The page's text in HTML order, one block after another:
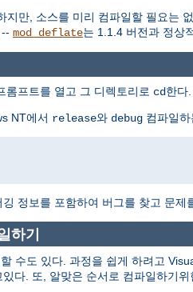
지만, 소스를 미리 컴파일할 필요는
mod_deflate는 1.1.4 버전과 정상
롬프트를 열고 그 디렉토리로 cd한다.
NT에서 release와 debug 컴파일
정보를 포함하여 버그를 찾고 문제
하기
수도 있다. 과정을 쉽게 하려고
다. 또, 알맞은 순서로 컴파일하기